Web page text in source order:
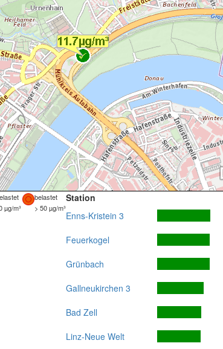
belastet
µg/m³ > 50 µg/m³
Station
Enns-Kristein 3
Feuerkogel
Grünbach
Gallneukirchen 3
Bad Zell
Linz-Neue Welt